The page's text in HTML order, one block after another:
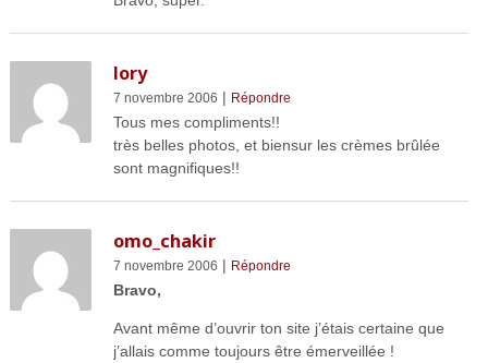
lory
7 novembre 2006 | Répondre
Tous mes compliments!!
très belles photos, et biensur les crèmes brûlée
sont magnifiques!!
omo_chakir
7 novembre 2006 | Répondre
Bravo,
Avant même d’ouvrir ton site j’étais certaine que
j’allais comme toujours être émerveillée !